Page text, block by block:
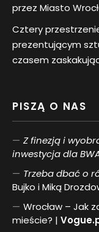
przez Miasto
Cztery
prezentującym
czasem
PISZĄ O NAS
Z finezją i
inwestycja dla
Trzeba dbać o
Bujko i Miką
Wrocław – Jak
mieście? |